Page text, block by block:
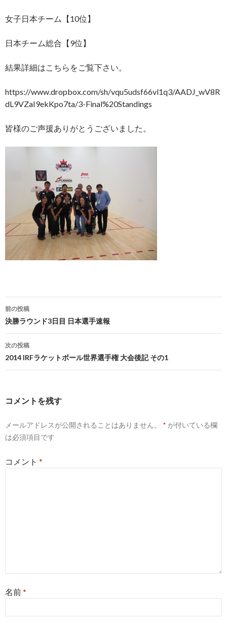
女子日本チーム【10位】
日本チーム総合【9位】
結果詳細はこちらをご覧下さい。
https://www.dropbox.com/sh/vqu5udsf66vl1q3/AADJ_wV8R
dL9VZaI9ekKpo7ta/3-Final%20Standings
皆様のご声援ありがとうございました。
投
稿
ナ
ビ
ョ
前の投稿
決勝ラウンド3日目 日本選手速報
次の投稿
2014 IRFラケットボール世界選手権 大会後記 その1
コメントを残す
メールアドレスが公開されることはありません。 * が付いている欄
は必須項目です
コメント *
名前*